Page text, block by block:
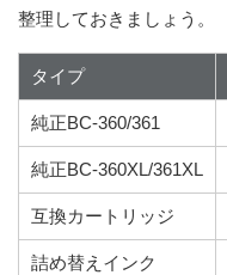
整理しておきましょう。
タイプ
純正BC-360/361
純正BC-360XL/361XL
互換カートリッジ
詰め替えインク